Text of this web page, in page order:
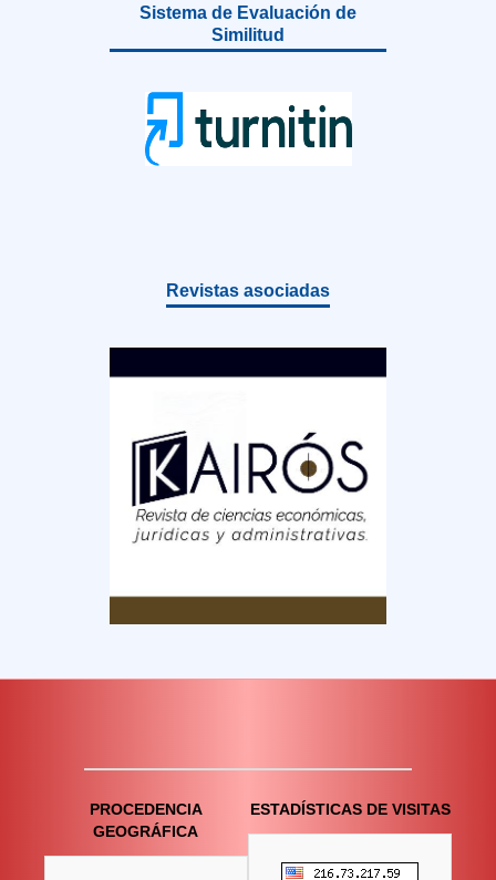
Sistema de Evaluación de
Similitud
Revistas asociadas
PROCEDENCIA
GEOGRÁFICA
ESTADÍSTICAS DE VISITAS